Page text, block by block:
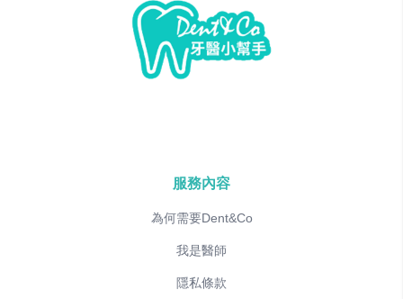
服務內容
為何需要Dent&Co
我是醫師
隱私條款